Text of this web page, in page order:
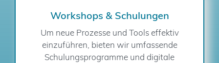
Workshops & Schulungen
Um neue Prozesse und Tools effektiv
einzuführen, bieten wir umfassende
Schulungsprogramme und digitale